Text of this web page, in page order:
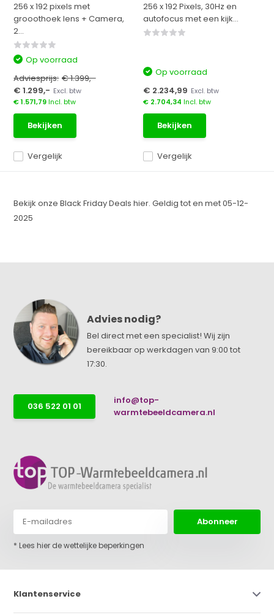
256 x 192 pixels met
grooothoek lens + Camera,
2...
Vergelijk
Op voorraad
Adviesprijs: € 1.399,-
€ 1.299,- Excl. btw
€ 1.571,79Incl. btw
Bekijken
256 x 192 Pixels, 30Hz en
autofocus met een kijk...
Vergelijk
Op voorraad
€ 2.234,99 Excl. btw
€ 2.704,34 Incl. btw
Bekijken
Bekijk onze Black Friday Deals hier. Geldig tot en met 05-12-
2025
Advies nodig?
Bel direct met een specialist! Wij zijn
bereikbaar op werkdagen van 9:00 tot
17:30.
036 522 01 01
info@top-
warmtebeeldcamera.nl
Abonneer
* Lees hier de wettelijke beperkingen
Klantenservice